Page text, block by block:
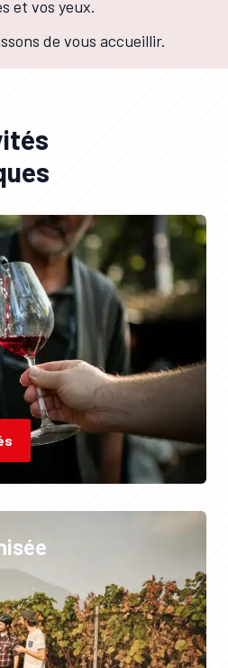
et vos yeux.
de vous accueillir.